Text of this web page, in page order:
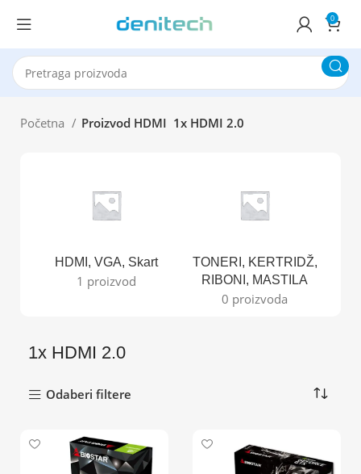
0
Početna Proizvod HDMI 1x HDMI 2.0
HDMI, VGA, Skart
1 proizvod
TONERI, KERTRIDŽ,
RIBONI, MASTILA
0 proizvoda
1x HDMI 2.0
Odaberi filtere